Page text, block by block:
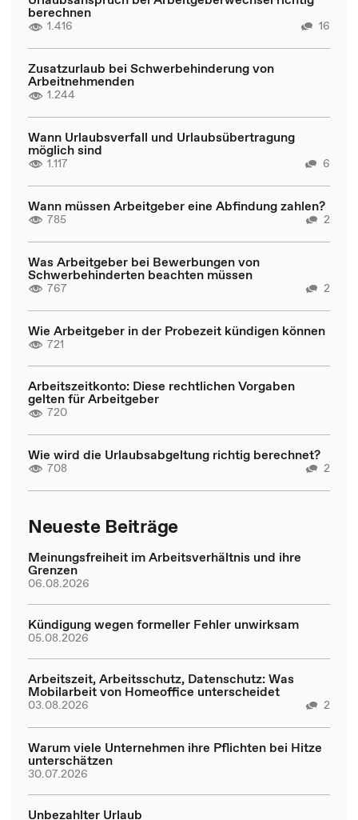
berechnen
1.416 16
Zusatzurlaub bei Schwerbehinderung von
Arbeitnehmenden
1.244
Wann Urlaubsverfall und Urlaubsübertragung
möglich sind
1.117 6
Wann müssen Arbeitgeber eine Abfindung zahlen?
785 2
Was Arbeitgeber bei Bewerbungen von
Schwerbehinderten beachten müssen
767 2
Wie Arbeitgeber in der Probezeit kündigen können
721
Arbeitszeitkonto: Diese rechtlichen Vorgaben
gelten für Arbeitgeber
720
Wie wird die Urlaubsabgeltung richtig berechnet?
708 2
Neueste Beiträge
Meinungsfreiheit im Arbeitsverhältnis und ihre
Grenzen
06.08.2026
Kündigung wegen formeller Fehler unwirksam
05.08.2026
Arbeitszeit, Arbeitsschutz, Datenschutz: Was
Mobilarbeit von Homeoffice unterscheidet
03.08.2026 2
Warum viele Unternehmen ihre Pflichten bei Hitze
unterschätzen
30.07.2026
Unbezahlter Urlaub